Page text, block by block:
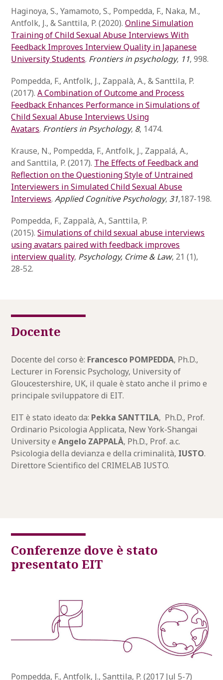
Haginoya, S., Yamamoto, S., Pompedda, F., Naka, M.,
Antfolk, J., & Santtila, P. (2020).Online Simulation
Training of Child Sexual Abuse Interviews With
Feedback Improves Interview Quality in Japanese
University Students. Frontiers in psychology, 11, 998.
Pompedda, F., Antfolk, J., Zappalà, A., & Santtila, P.
(2017).A Combination of Outcome and Process
Feedback Enhances Performance in Simulations of
Child Sexual Abuse Interviews Using
Avatars. Frontiers in Psychology, 8, 1474.
Krause, N., Pompedda, F., Antfolk, J., Zappalá, A.,
and Santtila, P. (2017). The Effects of Feedback and
Reflection on the Questioning Style of Untrained
Interviewers in Simulated Child Sexual Abuse
Interviews.Applied Cognitive Psychology, 31,187-198.
Pompedda, F., Zappalà, A., Santtila, P.
(2015).Simulations of child sexual abuse interviews
using avatars paired with feedback improves
interview quality, Psychology, Crime & Law, 21 (1),
28-52.
Docente
Docente del corso è: Francesco POMPEDDA, Ph.D.,
Lecturer in Forensic Psychology, University of
Gloucestershire, UK, il quale è stato anche il primo e
principale sviluppatore di EIT.
EIT è stato ideato da: Pekka SANTTILA, Ph.D., Prof.
Ordinario Psicologia Applicata, New York-Shangai
University eAngelo ZAPPALÀ, Ph.D., Prof. a.c.
Psicologia della devianza e della criminalità, IUSTO.
Direttore Scientifico del CRIMELAB IUSTO.
Conferenze dove è stato
presentato EIT
Pompedda, F., Antfolk, J., Santtila, P. (2017 Jul 5-7)